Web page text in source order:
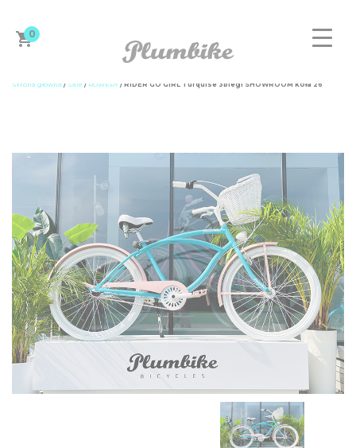
0
ZAPROJEKTUJ ROWER
DAMSKIE
MĘSKIE
DZIECIĘCE
Strona główna / Sale / ROWERY / RIDER GO GIRL Turquise 3biegi SHOWROOM koła 26”